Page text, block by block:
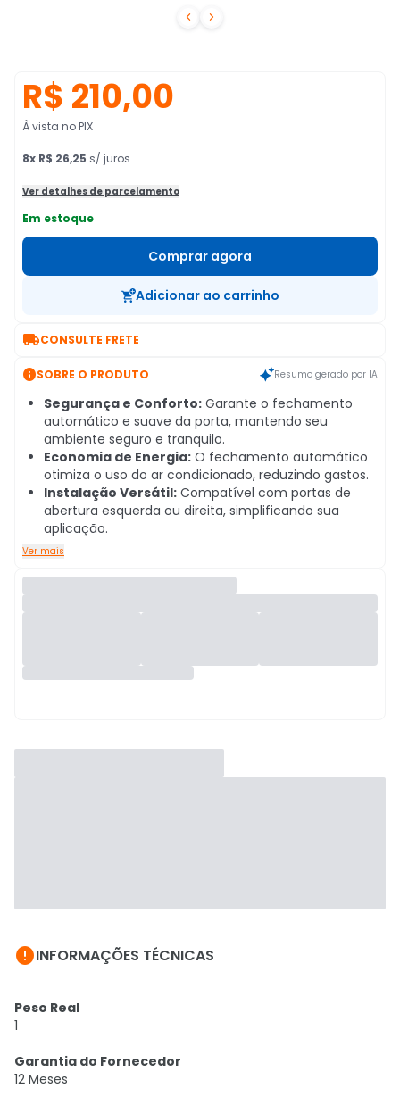
 
R$ 210,00
À vista no PIX
8x R$ 26,25 s/ juros
Ver detalhes de parcelamento
Em estoque
Comprar agora
Adicionar ao carrinho
CONSULTE FRETE
SOBRE O PRODUTO Resumo gerado por IA
Segurança e Conforto: Garante o fechamento
automático e suave da porta, mantendo seu
ambiente seguro e tranquilo.
Economia de Energia: O fechamento automático
otimiza o uso do ar condicionado, reduzindo gastos.
Instalação Versátil: Compatível com portas de
abertura esquerda ou direita, simplificando sua
aplicação.
Ver mais
INFORMAÇÕES TÉCNICAS
Peso Real
1
Garantia do Fornecedor
12 Meses